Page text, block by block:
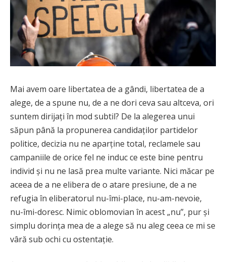
Mai avem oare libertatea de a gândi, libertatea de a
alege, de a spune nu, de a ne dori ceva sau altceva, ori
suntem dirijați în mod subtil? De la alegerea unui
săpun până la propunerea candidaților partidelor
politice, decizia nu ne aparține total, reclamele sau
campaniile de orice fel ne induc ce este bine pentru
individ și nu ne lasă prea multe variante. Nici măcar pe
aceea de a ne elibera de o atare presiune, de a ne
refugia în eliberatorul nu-îmi-place, nu-am-nevoie,
nu-îmi-doresc. Nimic oblomovian în acest „nu”, pur și
simplu dorința mea de a alege să nu aleg ceea ce mi se
vâră sub ochi cu ostentație.